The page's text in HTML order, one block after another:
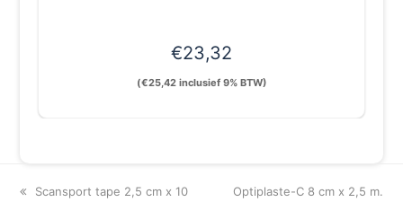
€23,32
(€25,42inclusief 9% BTW)
previous
Scansport tape 2,5 cm x 10
next
Optiplaste-C 8 cm x 2,5 m.